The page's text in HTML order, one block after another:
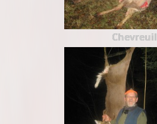
Chevreuil